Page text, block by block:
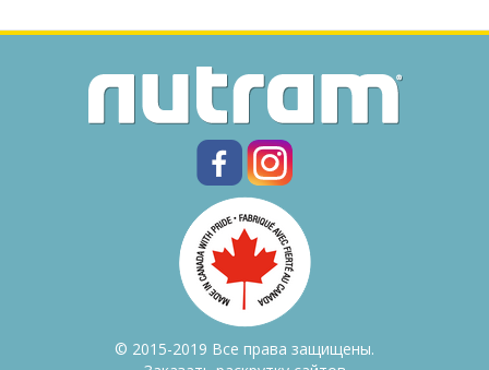
© 2015-2019 Все права защищены.